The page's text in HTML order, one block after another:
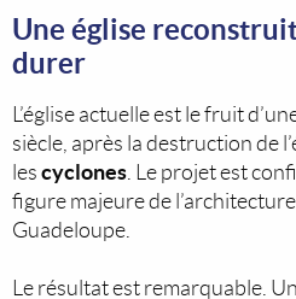
Une église
durer
L’église actuelle est le fruit
siècle, après la destruction de
les cyclones. Le projet est
figure majeure de
Guadeloupe.
Le résultat est remarquable.